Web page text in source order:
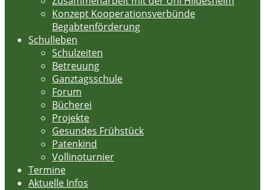
Konzept Kooperationsverbünde
Begabtenförderung
Schulleben
Schulzeiten
Betreuung
Ganztagsschule
Forum
Bücherei
Projekte
Gesundes Frühstück
Patenkind
Vollinoturnier
Termine
Aktuelle Infos